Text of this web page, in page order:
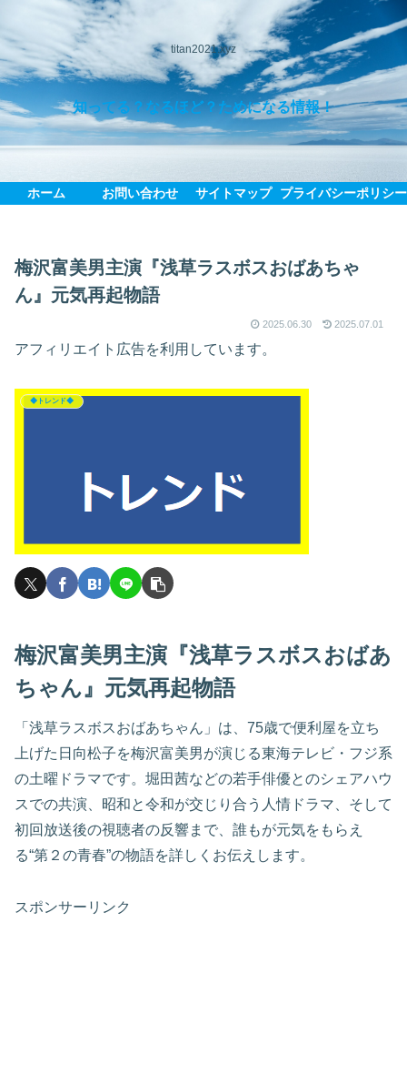
titan2021.xyz
知ってる？なるほど？ためになる情報！
ホーム お問い合わせ サイトマップ プライバシーポリシー
梅沢富美男主演『浅草ラスボスおばあちゃ
ん』元気再起物語
2025.06.30 2025.07.01
アフィリエイト広告を利用しています。
◆トレンド◆
梅沢富美男主演『浅草ラスボスおばあ
ちゃん』元気再起物語
「浅草ラスボスおばあちゃん」は、75歳で便利屋を立ち
上げた日向松子を梅沢富美男が演じる東海テレビ・フジ系
の土曜ドラマです。堀田茜などの若手俳優とのシェアハウ
スでの共演、昭和と令和が交じり合う人情ドラマ、そして
初回放送後の視聴者の反響まで、誰もが元気をもらえ
る“第２の青春”の物語を詳しくお伝えします。
スポンサーリンク